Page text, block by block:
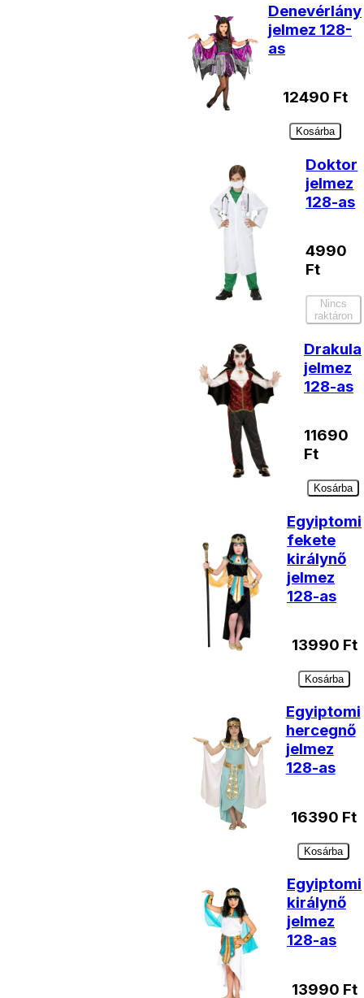
Denevérlány
jelmez 128-
as
12490 Ft
Kosárba
Doktor
jelmez
128-as
4990
Ft
Nincs
raktáron
Drakula
jelmez
128-as
11690
Ft
Kosárba
Egyiptomi
fekete
királynő
jelmez
128-as
13990 Ft
Kosárba
Egyiptomi
hercegnő
jelmez
128-as
16390 Ft
Kosárba
Egyiptomi
királynő
jelmez
128-as
13990 Ft